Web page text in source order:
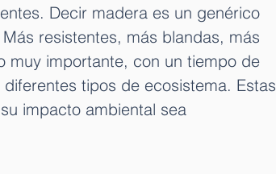
Decir madera es un genérico
resistentes, más blandas, más
muy importante, con un tiempo de
tipos de ecosistema. Estas
impacto ambiental sea